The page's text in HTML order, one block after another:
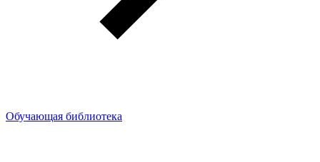
Обучающая библиотека